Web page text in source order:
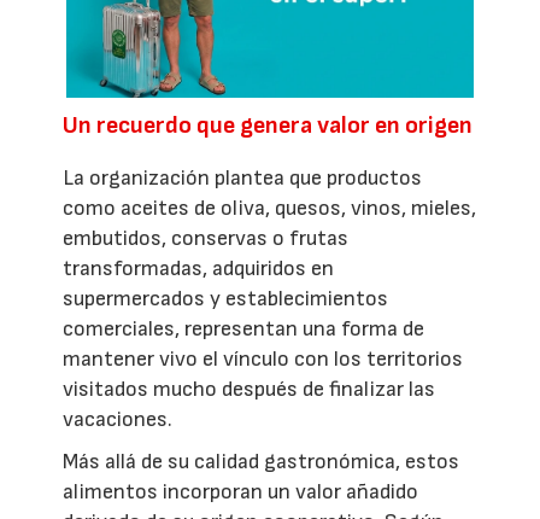
Un recuerdo que genera valor en origen
La organización plantea que productos
como aceites de oliva, quesos, vinos, mieles,
embutidos, conservas o frutas
transformadas, adquiridos en
supermercados y establecimientos
comerciales, representan una forma de
mantener vivo el vínculo con los territorios
visitados mucho después de finalizar las
vacaciones.
Más allá de su calidad gastronómica, estos
alimentos incorporan un valor añadido